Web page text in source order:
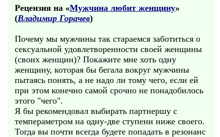
Рецензия на «Мужчина любит женщину»
(Владимир Горачев)
Почему мы мужчины так стараемся заботиться о
сексуальной удовлетворенности своей женщины
(своих женщин)? Покажите мне хоть одну
женщину, которая бы бегала вокруг мужчины
пытаясь понять, а не надо ли тому чего, если ей
при этом конечно самой срочно не понадобилось
этого "чего".
Я бы рекомендовал выбирать партнершу с
темпераметром на одну-две ступени ниже своего.
Тогда вы почти всегда будете попадать в резонанс